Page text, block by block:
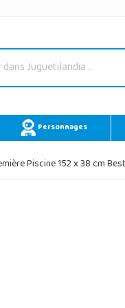
Personnages
Piscine 152 x 38 cm